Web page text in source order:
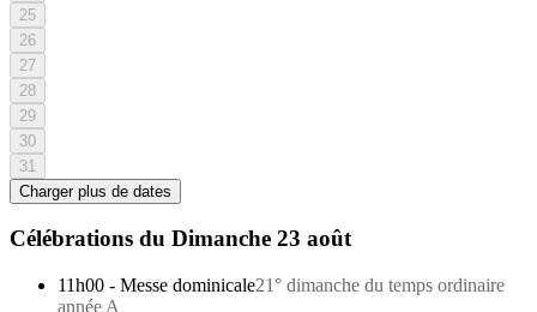
25
26
27
28
29
30
31
Charger plus de dates
Célébrations du Dimanche 23 août
11h00 - Messe dominicale21° dimanche du temps ordinaire
année A